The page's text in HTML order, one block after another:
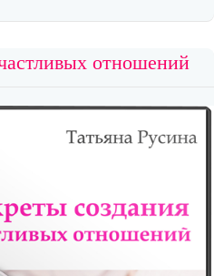
отношений